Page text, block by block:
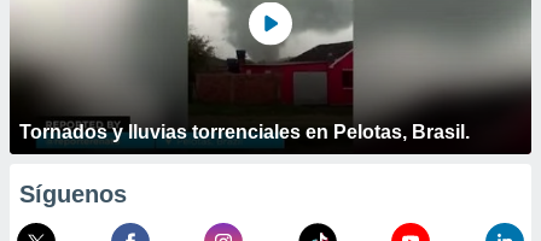
Tornados y lluvias torrenciales en Pelotas, Brasil.
Síguenos